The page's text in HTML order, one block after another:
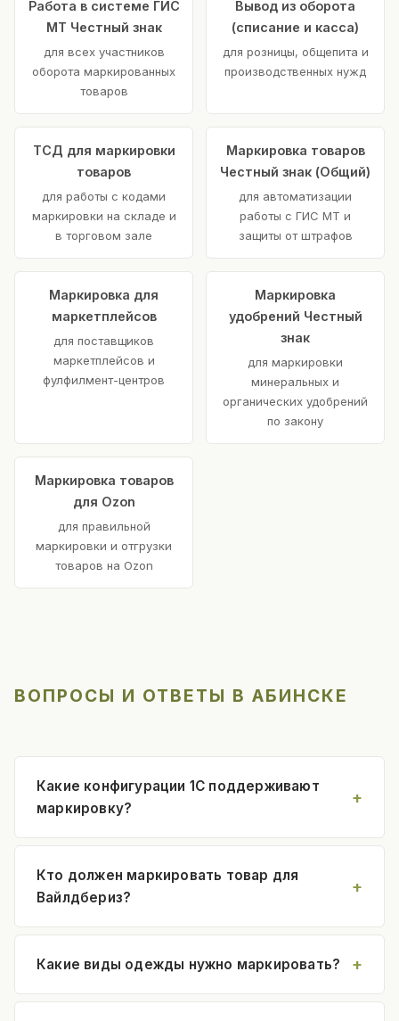
Работа в системе ГИС
МТ Честный знак
для всех участников
оборота маркированных
товаров
Вывод из оборота
(списание и касса)
для розницы, общепита и
производственных нужд
ТСД для маркировки
товаров
для работы с кодами
маркировки на складе и
в торговом зале
Маркировка товаров
Честный знак (Общий)
для автоматизации
работы с ГИС МТ и
защиты от штрафов
Маркировка для
маркетплейсов
для поставщиков
маркетплейсов и
фулфилмент-центров
Маркировка
удобрений Честный
знак
для маркировки
минеральных и
органических удобрений
по закону
Маркировка товаров
для Ozon
для правильной
маркировки и отгрузки
товаров на Ozon
ВОПРОСЫ И ОТВЕТЫ В АБИНСКЕ
Какие конфигурации 1С поддерживают
маркировку?
Кто должен маркировать товар для
Вайлдбериз?
Какие виды одежды нужно маркировать?